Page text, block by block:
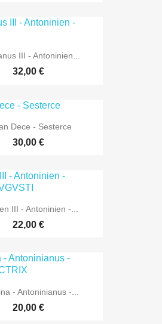
III - Antoninien...
32,00 €
Dece - Sesterce
30,00 €
III - Antoninien -...
22,00 €
- Antoninianus -...
20,00 €